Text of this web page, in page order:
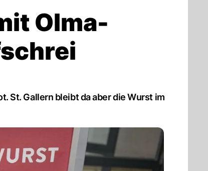
Olma-
St. Gallern bleibt da aber die Wurst im